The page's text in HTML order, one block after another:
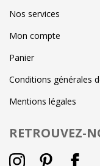
Nos services
Mon compte
Panier
Conditions générales
Mentions légales
RETROUVEZ-